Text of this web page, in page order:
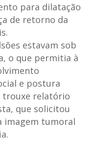
para dilatação
de retorno da
estavam sob
o que permitia à
e postura
trouxe relatório
que solicitou
imagem tumoral